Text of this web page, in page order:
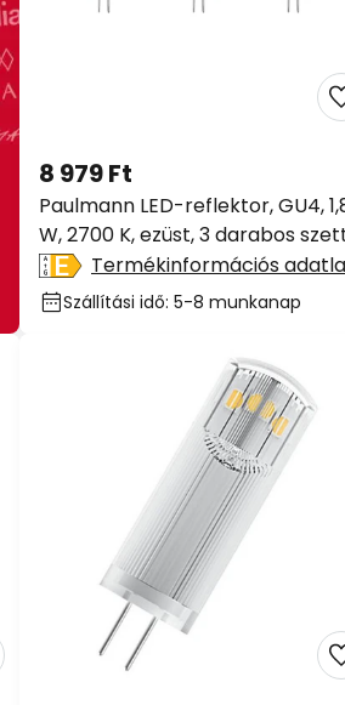
Paulmann LED-reflektor, GU4,
W, 2700 K, ezüst, 3 darabos
8 979 Ft
Termékinformációs
Szállítási idő: 5-8 munkanap